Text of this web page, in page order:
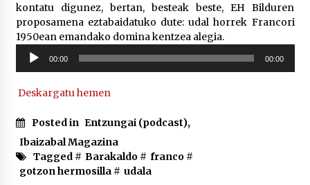
2026/07/09
POTTO: San Pedro jaietako bertso-saioa
2026/07/09
Larunbatean Plentziako Itsas Martxa ospatuko
2026/07/07
kontatu digunez, bertan, besteak beste, EH Bilduren
proposamena eztabaidatuko dute: udal horrek Francori
1950ean emandako domina kentzea alegia.
Soinu
erreproduzigailua
00:00 00:00
Deskargatu hemen
Posted in Entzungai (podcast),
Ibaizabal Magazina
Tagged # Barakaldo# franco#
gotzon hermosilla# udala